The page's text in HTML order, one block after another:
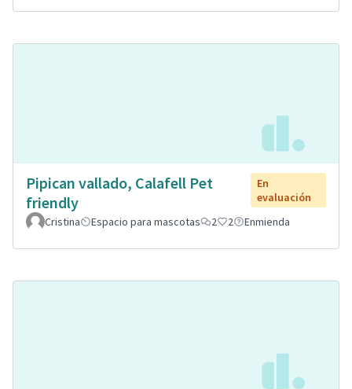
Pipican vallado, Calafell Pet
friendly
En
evaluación
Cristina
Espacio para mascotas 2 2 Enmienda